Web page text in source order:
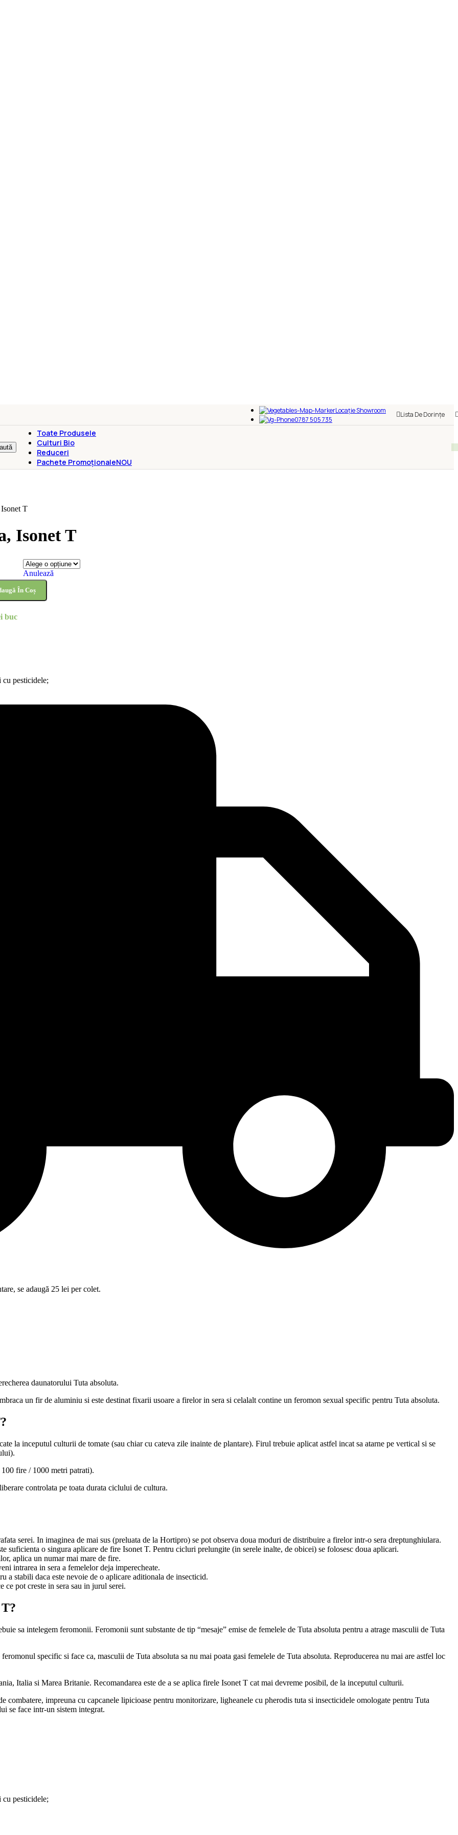
Locație Showroom
0787 505 735
Lista De Dorințe
Toate Produsele
Culturi Bio
Reduceri
Pachete PromoționaleNOU
T
Isonet T
Anulează
În Coș
buc
pesticidele;
se adaugă 25 lei per colet.
daunatorului Tuta absoluta.
un fir de aluminiu si este destinat fixarii usoare a firelor in sera si celalalt contine un feromon sexual specific pentru Tuta absoluta.
la inceputul culturii de tomate (sau chiar cu cateva zile inainte de plantare). Firul trebuie aplicat astfel incat sa atarne pe vertical si se
fire / 1000 metri patrati).
controlata pe toata durata ciclului de cultura.
serei. In imaginea de mai sus (preluata de la Hortipro) se pot observa doua moduri de distribuire a firelor intr-o sera dreptunghiulara.
suficienta o singura aplicare de fire Isonet T. Pentru cicluri prelungite (in serele inalte, de obicei) se folosesc doua aplicari.
aplica un numar mai mare de fire.
intrarea in sera a femelelor deja imperecheate.
stabili daca este nevoie de o aplicare aditionala de insecticid.
ce pot creste in sera sau in jurul serei.
sa intelegem feromonii. Feromonii sunt substante de tip “mesaje” emise de femelele de Tuta absoluta pentru a atrage masculii de Tuta
specific si face ca, masculii de Tuta absoluta sa nu mai poata gasi femelele de Tuta absoluta. Reproducerea nu mai are astfel loc
Italia si Marea Britanie. Recomandarea este de a se aplica firele Isonet T cat mai devreme posibil, de la inceputul culturii.
combatere, impreuna cu capcanele lipicioase pentru monitorizare, ligheanele cu pherodis tuta si insecticidele omologate pentru Tuta
se face intr-un sistem integrat.
pesticidele;